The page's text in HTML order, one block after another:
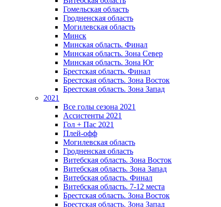
Гомельская область
Гродненская область
Могилевская область
Минск
Mинская область. Финал
Минская область. Зона Север
Минская область. Зона Юг
Брестская область. Финал
Брестская область. Зона Восток
Брестская область. Зона Запад
2021
Все голы сезона 2021
Ассистенты 2021
Гол + Пас 2021
Плей-офф
Могилевская область
Гродненская область
Витебская область. Зона Восток
Витебская область. Зона Запад
Витебская область. Финал
Витебская область. 7-12 места
Брестская область. Зона Восток
Брестская область. Зона Запад